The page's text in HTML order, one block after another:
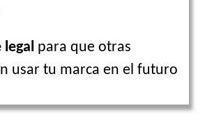
legal para que otras
usar tu marca en el futuro